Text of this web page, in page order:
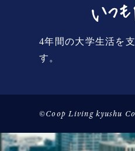
4年間の大学生活を
す。
©Coop Living kyushu